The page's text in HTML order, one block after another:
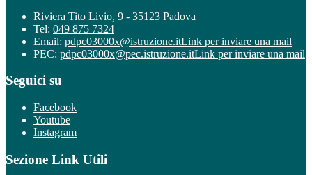
Riviera Tito Livio, 9 - 35123 Padova
Tel: 049 875 7324
Email: pdpc03000x@istruzione.itLink per inviare una mail
PEC: pdpc03000x@pec.istruzione.itLink per inviare una mail
Seguici su
Facebook
Youtube
Instagram
Sezione Link Utili